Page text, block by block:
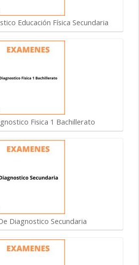
Educación Física Secundaria
Fisica 1 Bachillerato
Diagnostico Secundaria